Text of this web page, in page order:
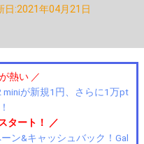
日:2021年04月21日
熱い ／
miniが新規1円、さらに1万pt
タート！ ／
ン&キャッシュバック！Gal